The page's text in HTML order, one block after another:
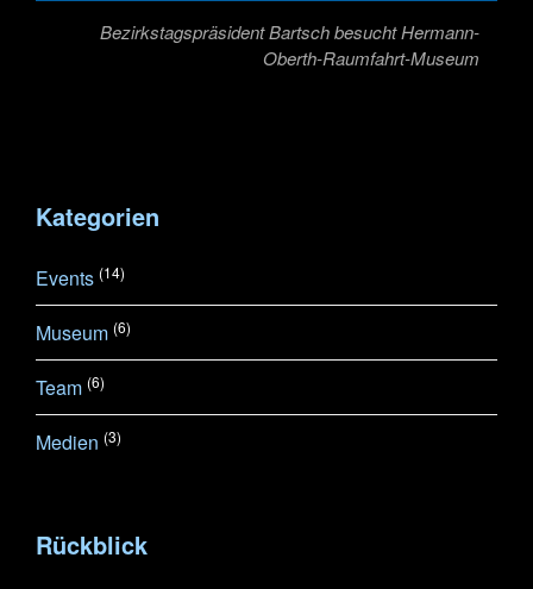
Bezirkstagspräsident Bartsch besucht Hermann-
Oberth-Raumfahrt-Museum
Kategorien
Events (14)
Museum (6)
Team (6)
Medien (3)
Rückblick